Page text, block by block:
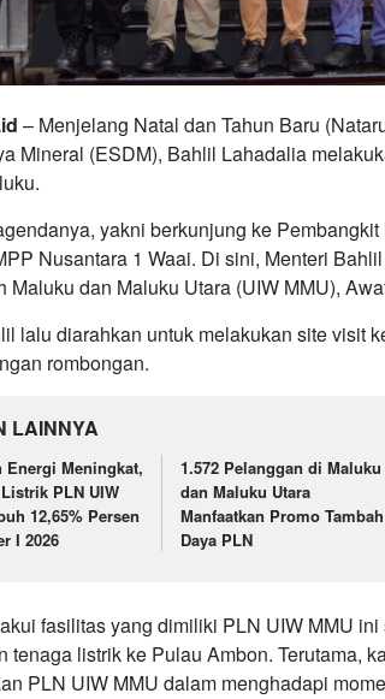
– Menjelang Natal dan Tahun Baru
Mineral (ESDM), Bahlil Lahadalia
yakni berkunjung ke
Nusantara 1 Waai. Di sini, Menteri
Maluku dan Maluku Utara (UIW MMU),
lalu diarahkan untuk melakukan site visit
rombongan.
LAINNYA
Energi Meningkat,
PLN UIW
12,65% Persen
I 2026
1.572 Pelanggan di Maluku
dan Maluku Utara
Manfaatkan Promo Tambah
Daya PLN
fasilitas yang dimiliki PLN UIW MMU
tenaga listrik ke Pulau Ambon. Terutama,
PLN UIW MMU dalam menghadapi